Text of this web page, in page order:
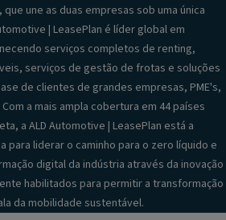
une as duas empresas sob uma única
| LeasePlan é líder global em
serviços completos de renting,
serviços de gestão de frotas e soluções
de clientes de grandes empresas, PME's,
a mais ampla cobertura em 44 países
a ALD Automotive | LeasePlan está a
para liderar o caminho para o zero líquido e
digital da indústria através da inovação
habilitados para permitir a transformação
da mobilidade sustentável.